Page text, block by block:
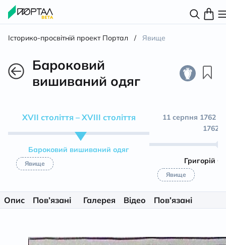
Історико-просвітній проект Портал / Явище
Бароковий
вишиваний одяг
XVII століття – XVIII століття
Бароковий вишиваний одяг
Явище
11 серпня 1762
1762
Григорій
Явище
Опис
Пов’язані
Галерея Відео
Пов’язані